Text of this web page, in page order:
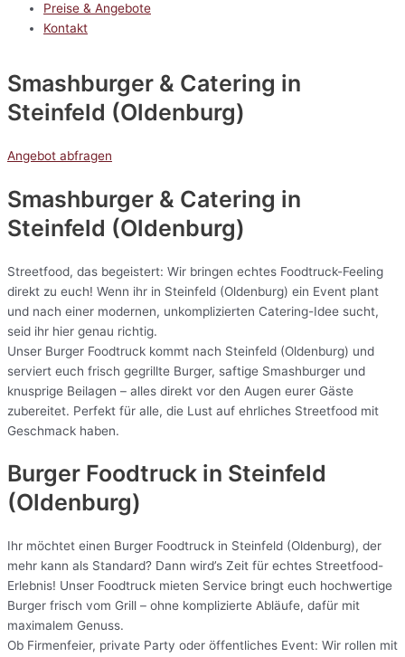
Preise & Angebote
Kontakt
Smashburger & Catering in
Steinfeld (Oldenburg)
Angebot abfragen
Smashburger & Catering in
Steinfeld (Oldenburg)
Streetfood, das begeistert: Wir bringen echtes Foodtruck-Feeling
direkt zu euch! Wenn ihr in Steinfeld (Oldenburg) ein Event plant
und nach einer modernen, unkomplizierten Catering-Idee sucht,
seid ihr hier genau richtig.
Unser Burger Foodtruck kommt nach Steinfeld (Oldenburg) und
serviert euch frisch gegrillte Burger, saftige Smashburger und
knusprige Beilagen – alles direkt vor den Augen eurer Gäste
zubereitet. Perfekt für alle, die Lust auf ehrliches Streetfood mit
Geschmack haben.
Burger Foodtruck in Steinfeld
(Oldenburg)
Ihr möchtet einen Burger Foodtruck in Steinfeld (Oldenburg), der
mehr kann als Standard? Dann wird’s Zeit für echtes Streetfood-
Erlebnis! Unser Foodtruck mieten Service bringt euch hochwertige
Burger frisch vom Grill – ohne komplizierte Abläufe, dafür mit
maximalem Genuss.
Ob Firmenfeier, private Party oder öffentliches Event: Wir rollen mit